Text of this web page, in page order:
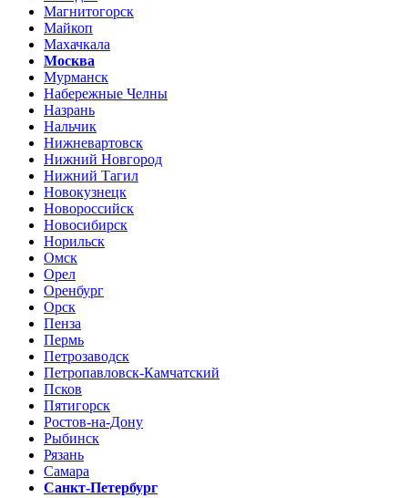
Магнитогорск
Майкоп
Махачкала
Москва
Мурманск
Набережные Челны
Назрань
Нальчик
Нижневартовск
Нижний Новгород
Нижний Тагил
Новокузнецк
Новороссийск
Новосибирск
Норильск
Омск
Орел
Оренбург
Орск
Пенза
Пермь
Петрозаводск
Петропавловск-Камчатский
Псков
Пятигорск
Ростов-на-Дону
Рыбинск
Рязань
Самара
Санкт-Петербург